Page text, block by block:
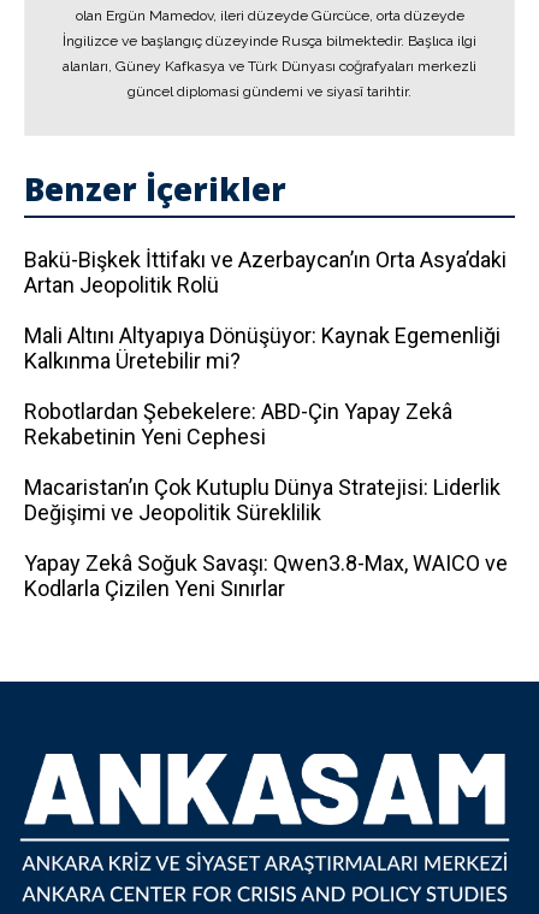
olan Ergün Mamedov, ileri düzeyde Gürcüce, orta düzeyde
İngilizce ve başlangıç düzeyinde Rusça bilmektedir. Başlıca ilgi
alanları, Güney Kafkasya ve Türk Dünyası coğrafyaları merkezli
güncel diplomasi gündemi ve siyasî tarihtir.
Benzer İçerikler
Bakü-Bişkek İttifakı ve Azerbaycan’ın Orta Asya’daki
Artan Jeopolitik Rolü
Mali Altını Altyapıya Dönüşüyor: Kaynak Egemenliği
Kalkınma Üretebilir mi?
Robotlardan Şebekelere: ABD-Çin Yapay Zekâ
Rekabetinin Yeni Cephesi
Macaristan’ın Çok Kutuplu Dünya Stratejisi: Liderlik
Değişimi ve Jeopolitik Süreklilik
Yapay Zekâ Soğuk Savaşı: Qwen3.8-Max, WAICO ve
Kodlarla Çizilen Yeni Sınırlar